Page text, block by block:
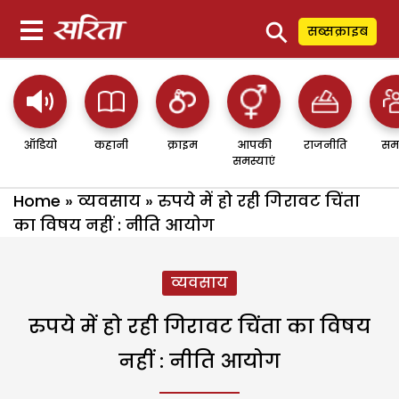
⚲ सब्सक्राइब
ऑडियो कहानी क्राइम
आपकी
समस्याएं
राजनीति
Home » व्यवसाय » रुपये में हो रही गिरावट चिंता
का विषय नहीं : नीति आयोग
व्यवसाय
रुपये में हो रही गिरावट चिंता का विषय
नहीं : नीति आयोग